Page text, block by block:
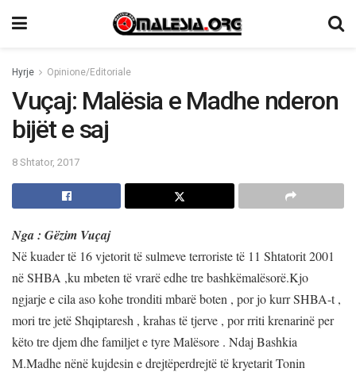
Hyrje Opinione/Editoriale
Vuçaj: Malësia e Madhe nderon
bijët e saj
8 Shtator, 2017
Nga : Gëzim Vuçaj
Në kuader të 16 vjetorit të sulmeve terroriste të 11 Shtatorit 2001
në SHBA ,ku mbeten të vrarë edhe tre bashkëmalësorë.Kjo
ngjarje e cila aso kohe tronditi mbarë boten , por jo kurr SHBA-t ,
mori tre jetë Shqiptaresh , krahas të tjerve , por rriti krenarinë per
këto tre djem dhe familjet e tyre Malësore . Ndaj Bashkia
M.Madhe nënë kujdesin e drejtëperdrejtë të kryetarit Tonin